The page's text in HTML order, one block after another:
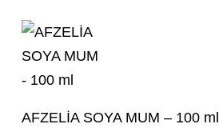
AFZELİA SOYA MUM – 100 ml